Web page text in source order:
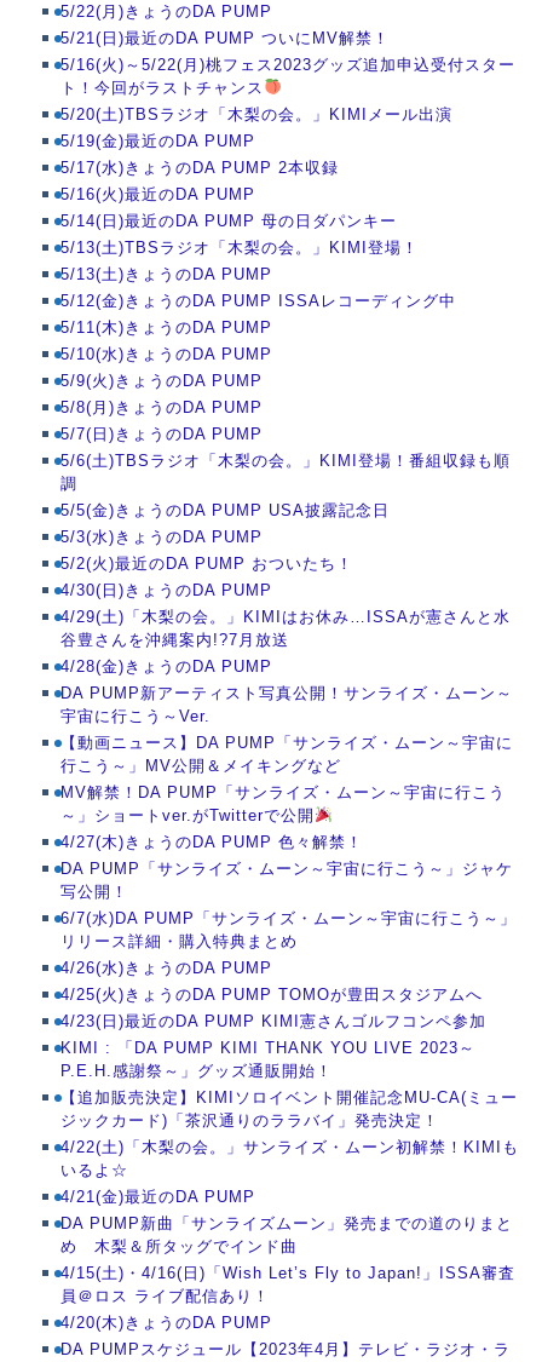
5/22(月)きょうのDA PUMP
5/21(日)最近のDA PUMP ついにMV解禁！
5/16(火)～5/22(月)桃フェス2023グッズ追加申込受付スター
ト！今回がラストチャンス
5/20(土)TBSラジオ「木梨の会。」KIMIメール出演
5/19(金)最近のDA PUMP
5/17(水)きょうのDA PUMP 2本収録
5/16(火)最近のDA PUMP
5/14(日)最近のDA PUMP 母の日ダパンキー
5/13(土)TBSラジオ「木梨の会。」KIMI登場！
5/13(土)きょうのDA PUMP
5/12(金)きょうのDA PUMP ISSAレコーディング中
5/11(木)きょうのDA PUMP
5/10(水)きょうのDA PUMP
5/9(火)きょうのDA PUMP
5/8(月)きょうのDA PUMP
5/7(日)きょうのDA PUMP
5/6(土)TBSラジオ「木梨の会。」KIMI登場！番組収録も順
調
5/5(金)きょうのDA PUMP USA披露記念日
5/3(水)きょうのDA PUMP
5/2(火)最近のDA PUMP おついたち！
4/30(日)きょうのDA PUMP
4/29(土)「木梨の会。」KIMIはお休み…ISSAが憲さんと水
谷豊さんを沖縄案内!?7月放送
4/28(金)きょうのDA PUMP
DA PUMP新アーティスト写真公開！サンライズ・ムーン～
宇宙に行こう～Ver.
【動画ニュース】DA PUMP「サンライズ・ムーン～宇宙に
行こう～」MV公開＆メイキングなど
MV解禁！DA PUMP「サンライズ・ムーン～宇宙に行こう
～」ショートver.がTwitterで公開
4/27(木)きょうのDA PUMP 色々解禁！
DA PUMP「サンライズ・ムーン～宇宙に行こう～」ジャケ
写公開！
6/7(水)DA PUMP「サンライズ・ムーン～宇宙に行こう～」
リリース詳細・購入特典まとめ
4/26(水)きょうのDA PUMP
4/25(火)きょうのDA PUMP TOMOが豊田スタジアムへ
4/23(日)最近のDA PUMP KIMI憲さんゴルフコンペ参加
KIMI : 「DA PUMP KIMI THANK YOU LIVE 2023～
P.E.H.感謝祭～」グッズ通販開始！
【追加販売決定】KIMIソロイベント開催記念MU-CA(ミュー
ジックカード)「茶沢通りのララバイ」発売決定！
4/22(土)「木梨の会。」サンライズ・ムーン初解禁！KIMIも
いるよ☆
4/21(金)最近のDA PUMP
DA PUMP新曲「サンライズムーン」発売までの道のりまと
め 木梨＆所タッグでインド曲
4/15(土)・4/16(日)「Wish Let’s Fly to Japan!」ISSA審査
員＠ロス ライブ配信あり！
4/20(木)きょうのDA PUMP
DA PUMPスケジュール【2023年4月】テレビ・ラジオ・ラ